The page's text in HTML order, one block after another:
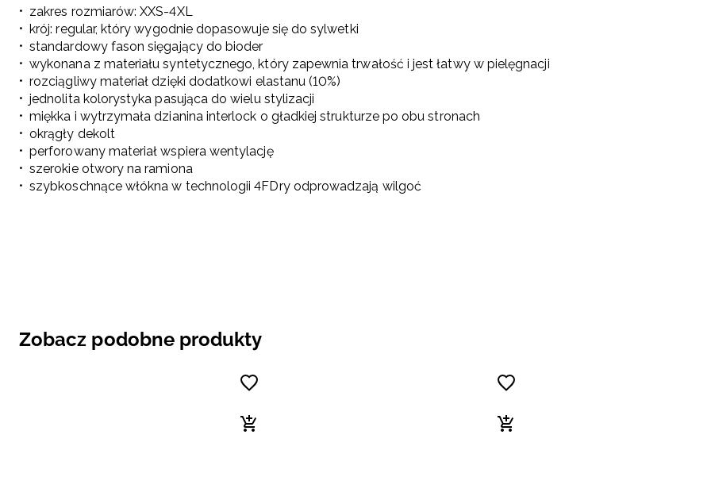
zakres rozmiarów: XXS-4XL
krój: regular, który wygodnie dopasowuje się do sylwetki
standardowy fason sięgający do bioder
wykonana z materiału syntetycznego, który zapewnia trwałość i jest łatwy w pielęgnacji
rozciągliwy materiał dzięki dodatkowi elastanu (10%)
jednolita kolorystyka pasująca do wielu stylizacji
miękka i wytrzymała dzianina interlock o gładkiej strukturze po obu stronach
okrągły dekolt
perforowany materiał wspiera wentylację
szerokie otwory na ramiona
szybkoschnące włókna w technologii 4FDry odprowadzają wilgoć
Zobacz podobne produkty